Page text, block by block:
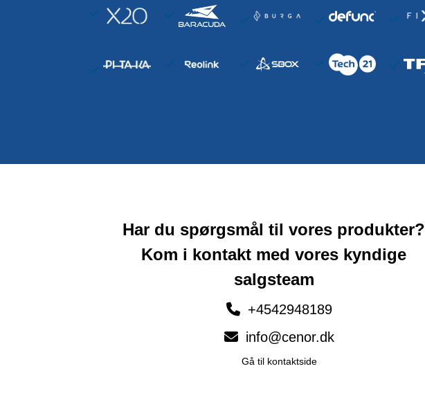
Har du spørgsmål til vores produkter?
Kom i kontakt med vores kyndige
salgsteam
+4542948189
info@cenor.dk
Gå til kontaktside